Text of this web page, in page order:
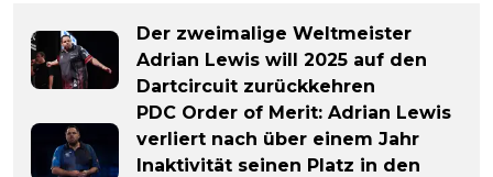
Der zweimalige Weltmeister
Adrian Lewis will 2025 auf den
Dartcircuit zurückkehren
PDC Order of Merit: Adrian Lewis
verliert nach über einem Jahr
Inaktivität seinen Platz in den